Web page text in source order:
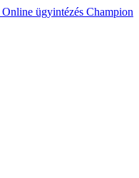
Online ügyintézés Champion